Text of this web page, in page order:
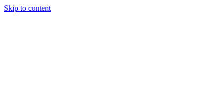
Skip to content